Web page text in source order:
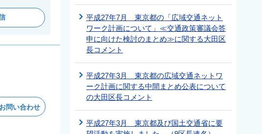
問い合わせ
平成27年7月 東京都の「広域交通ネット
ワーク計画について」≪交通政策審議会答
申に向けた検討のまとめ≫に関する大田区
長コメント
平成27年3月 東京都の広域交通ネットワ
ーク計画に関する中間まとめ公表について
の大田区長コメント
平成27年3月 東京都及び国土交通省に要